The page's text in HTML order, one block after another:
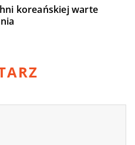
koreańskiej warte